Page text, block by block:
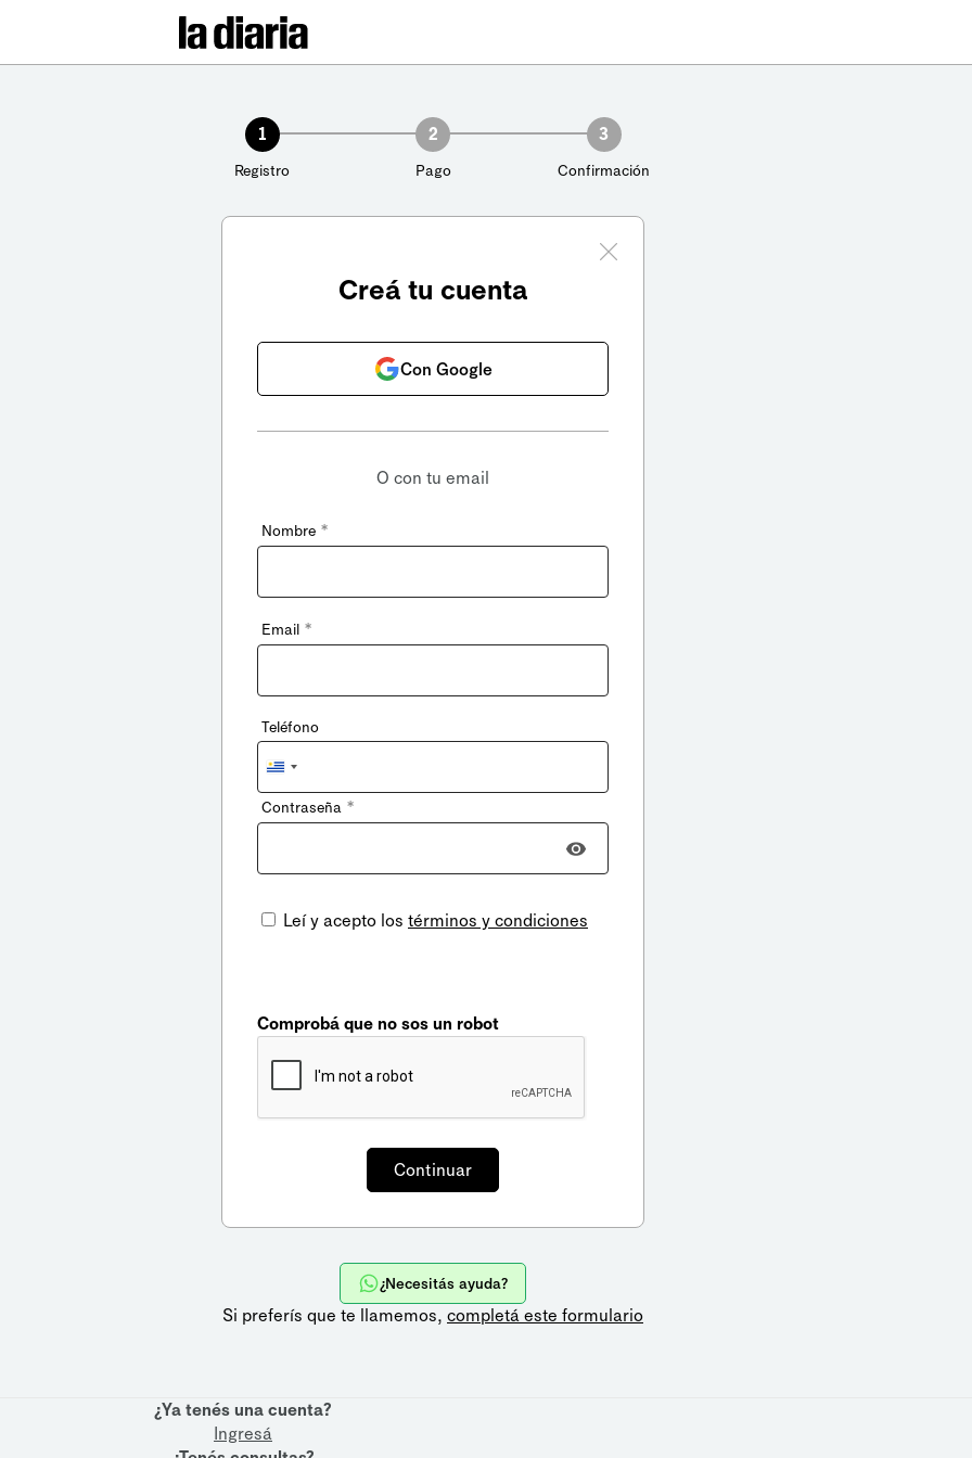
1
Registro
2
Pago
3
Confirmación
Creá tu cuenta
Con Google
O con tu email
Nombre *
Email *
Teléfono
Uruguay
+598
Contraseña *
Leí y acepto los términos y condiciones
Comprobá que no sos un robot
¿Necesitás ayuda?
Si preferís que te llamemos, completá este formulario
¿Ya tenés una cuenta?
Ingresá